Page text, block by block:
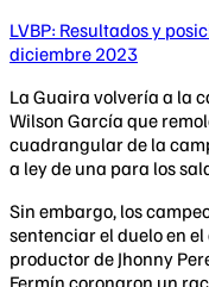
LVBP: Resultados y
diciembre 2023
La Guaira volvería a la
Wilson García que
cuadrangular de la
a ley de una para los
Sin embargo, los
sentenciar el duelo en
productor de Jhonny
Fermín coronaron un